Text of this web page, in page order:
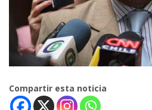
Compartir esta noticia